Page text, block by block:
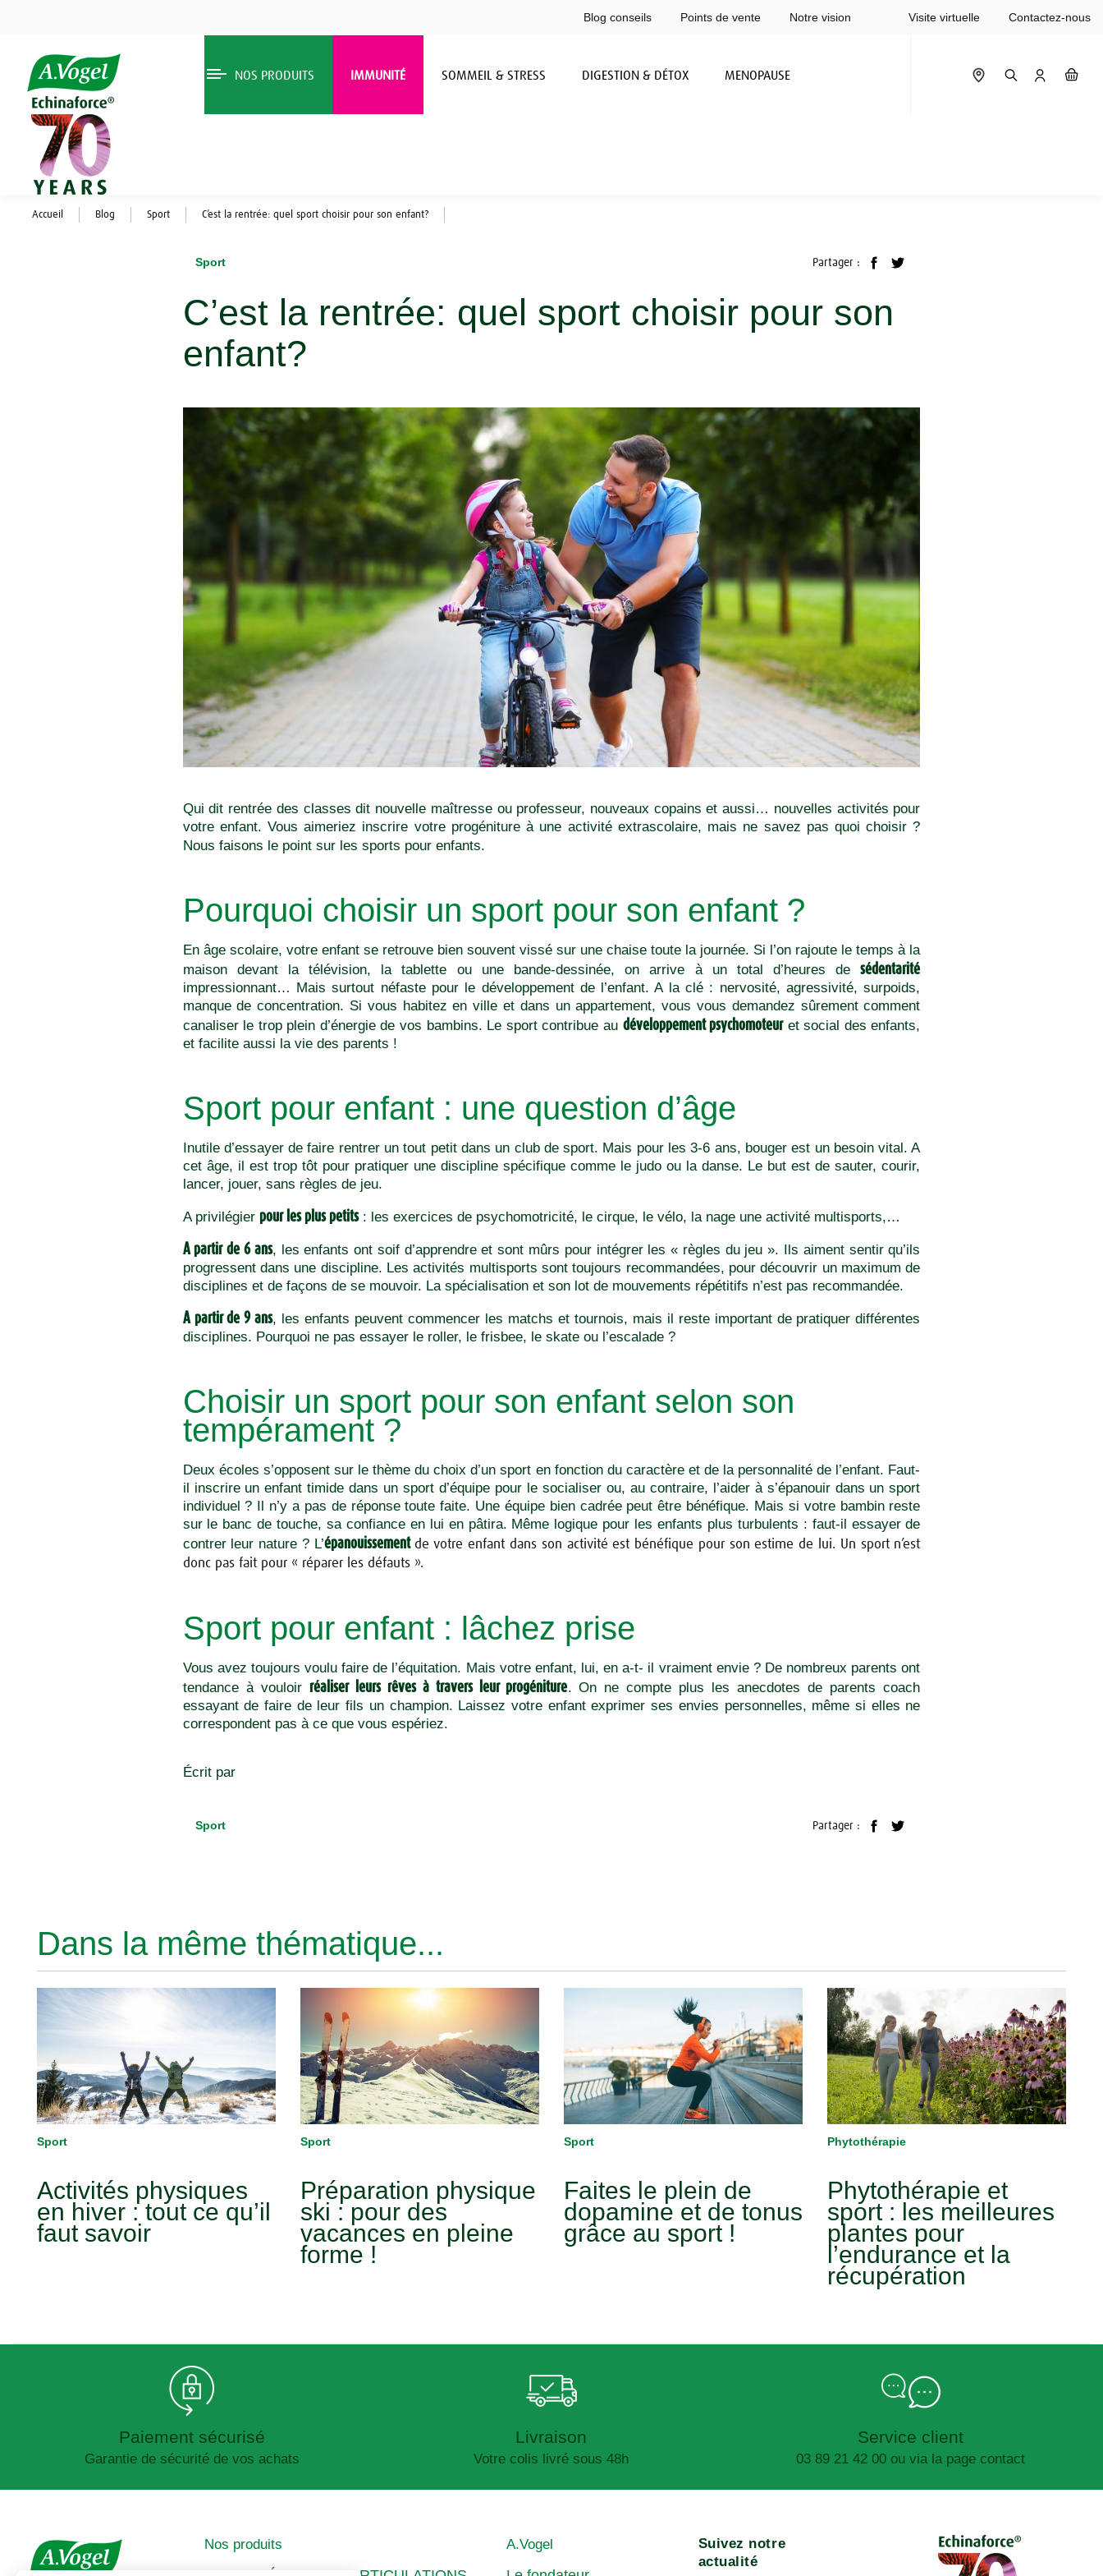
Blog conseils Points de vente Notre vision Visite virtuelle Contactez-nous
NOS PRODUITS IMMUNITÉ SOMMEIL & STRESS DIGESTION & DÉTOX MENOPAUSE
Accueil Blog Sport C’est la rentrée: quel sport choisir pour son enfant?
Sport Partager :
C’est la rentrée: quel sport choisir pour son
enfant?
Qui dit rentrée des classes dit nouvelle maîtresse ou professeur, nouveaux copains et aussi… nouvelles activités pour
votre enfant. Vous aimeriez inscrire votre progéniture à une activité extrascolaire, mais ne savez pas quoi choisir ?
Nous faisons le point sur les sports pour enfants.
Pourquoi choisir un sport pour son enfant ?
En âge scolaire, votre enfant se retrouve bien souvent vissé sur une chaise toute la journée. Si l’on rajoute le temps à la
maison devant la télévision, la tablette ou une bande-dessinée, on arrive à un total d’heures desédentarité
impressionnant… Mais surtout néfaste pour le développement de l’enfant. A la clé : nervosité, agressivité, surpoids,
manque de concentration. Si vous habitez en ville et dans un appartement, vous vous demandez sûrement comment
canaliser le trop plein d’énergie de vos bambins. Le sport contribue au développement psychomoteuret social des enfants,
et facilite aussi la vie des parents !
Sport pour enfant : une question d’âge
Inutile d’essayer de faire rentrer un tout petit dans un club de sport. Mais pour les 3-6 ans, bouger est un besoin vital. A
cet âge, il est trop tôt pour pratiquer une discipline spécifique comme le judo ou la danse. Le but est de sauter, courir,
lancer, jouer, sans règles de jeu.
A privilégier pour les plus petits: les exercices de psychomotricité, le cirque, le vélo, la nage une activité multisports,…
A partir de 6 ans, les enfants ont soif d’apprendre et sont mûrs pour intégrer les « règles du jeu ». Ils aiment sentir qu’ils
progressent dans une discipline. Les activités multisports sont toujours recommandées, pour découvrir un maximum de
disciplines et de façons de se mouvoir. La spécialisation et son lot de mouvements répétitifs n’est pas recommandée.
A partir de 9 ans, les enfants peuvent commencer les matchs et tournois, mais il reste important de pratiquer différentes
disciplines. Pourquoi ne pas essayer le roller, le frisbee, le skate ou l’escalade ?
Choisir un sport pour son enfant selon son
tempérament ?
Deux écoles s’opposent sur le thème du choix d’un sport en fonction du caractère et de la personnalité de l’enfant. Faut-
il inscrire un enfant timide dans un sport d’équipe pour le socialiser ou, au contraire, l’aider à s’épanouir dans un sport
individuel ? Il n’y a pas de réponse toute faite. Une équipe bien cadrée peut être bénéfique. Mais si votre bambin reste
sur le banc de touche, sa confiance en lui en pâtira. Même logique pour les enfants plus turbulents : faut-il essayer de
contrer leur nature ? L’épanouissement de votre enfant dans son activité est bénéfique pour son estime de lui. Un sport n’est
donc pas fait pour « réparer les défauts ».
Sport pour enfant : lâchez prise
Vous avez toujours voulu faire de l’équitation. Mais votre enfant, lui, en a-t- il vraiment envie ? De nombreux parents ont
tendance à vouloir réaliser leurs rêves à travers leur progéniture. On ne compte plus les anecdotes de parents coach
essayant de faire de leur fils un champion. Laissez votre enfant exprimer ses envies personnelles, même si elles ne
correspondent pas à ce que vous espériez.
Écrit par
Sport Partager :
Dans la même thématique...
Sport
Activités physiques
en hiver : tout ce qu’il
faut savoir
Sport
Préparation physique
ski : pour des
vacances en pleine
forme !
Sport
Faites le plein de
dopamine et de tonus
grâce au sport !
Phytothérapie
Phytothérapie et
sport : les meilleures
plantes pour
l’endurance et la
récupération
Paiement sécurisé
Garantie de sécurité de vos achats
Livraison
Votre colis livré sous 48h
Service client
03 89 21 42 00 ou via la page contact
Nos produits A.Vogel
Suivez notre
actualité